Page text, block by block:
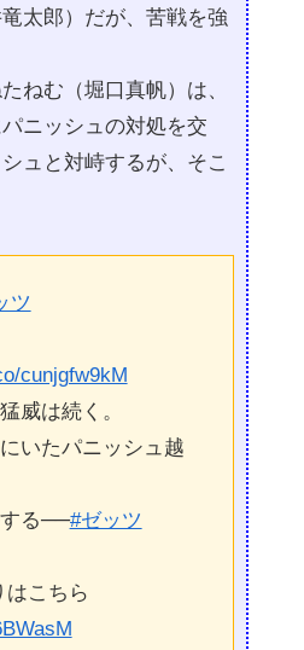
太郎）だが、苦戦を強
ねむ（堀口真帆）は、
ニッシュの対処を交
ュと対峙するが、そこ
ツ
cunjgfw9kM
威は続く。
いたパニッシュ越
る──#ゼッツ
はこちら